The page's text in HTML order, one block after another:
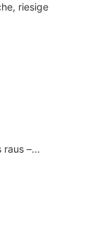
riesige
raus –...